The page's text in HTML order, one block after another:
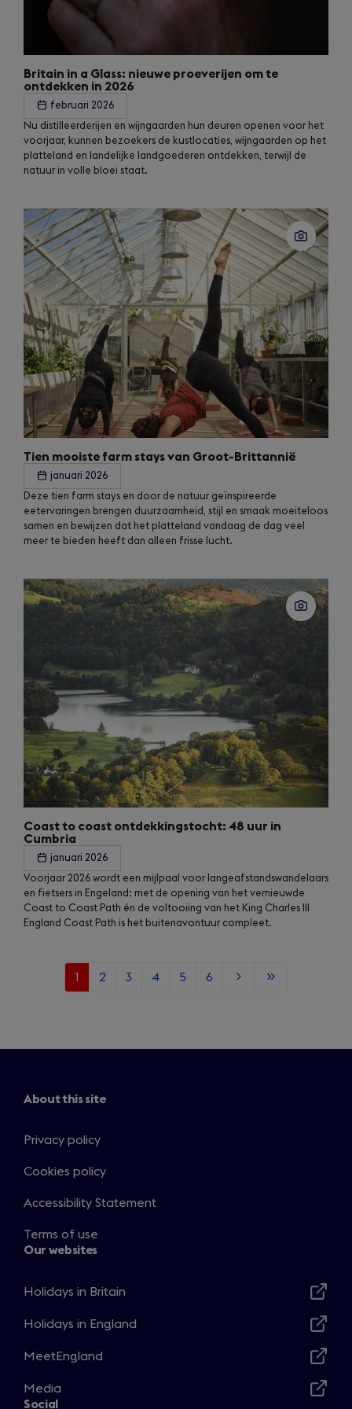
Britain in a Glass: nieuwe proeverijen om te
ontdekken in 2026
februari 2026
Nu distilleerderijen en wijngaarden hun deuren openen voor het
voorjaar, kunnen bezoekers de kustlocaties, wijngaarden op het
platteland en landelijke landgoederen ontdekken, terwijl de
natuur in volle bloei staat.
Tien mooiste farm stays van Groot-Brittannië
januari 2026
Deze tien farm stays en door de natuur geïnspireerde
eetervaringen brengen duurzaamheid, stijl en smaak moeiteloos
samen en bewijzen dat het platteland vandaag de dag veel
meer te bieden heeft dan alleen frisse lucht.
Coast to coast ontdekkingstocht: 48 uur in
Cumbria
januari 2026
Voorjaar 2026 wordt een mijlpaal voor langeafstandswandelaars
en fietsers in Engeland: met de opening van het vernieuwde
Coast to Coast Path én de voltooiing van het King Charles III
England Coast Path is het buitenavontuur compleet.
Current
page
1 Page
2 Page
3 Page
4 Page
5 Page
6
Next
Last
About this site
Privacy policy
Cookies policy
Accessibility Statement
Terms of use
Our websites
Holidays in Britain
in
new
Holidays in England
in
new
MeetEngland
in
a
Media
Opens
Social